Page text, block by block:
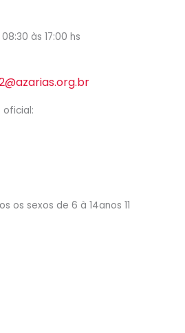
às 17:00 hs
oficial:
os sexos de 6 à 14anos 11